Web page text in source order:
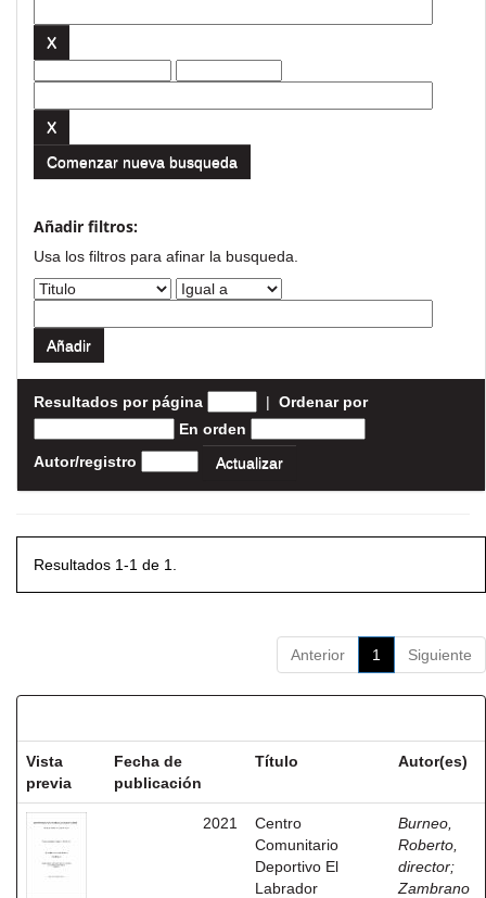
Comenzar nueva busqueda
Añadir filtros:
Usa los filtros para afinar la busqueda.
Resultados por página | Ordenar por
En orden
Autor/registro
Resultados 1-1 de 1.
Anterior 1 Siguiente
Vista
previa
Fecha de
publicación
Título Autor(es)
2021
Centro
Comunitario
Deportivo El
Labrador
Burneo,
Roberto,
director;
Zambrano